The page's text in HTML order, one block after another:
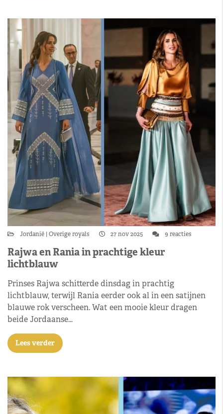
Jordanië Overige royals 27 nov 2025 9 reacties
Rajwa en Rania in prachtige kleur
lichtblauw
Prinses Rajwa schitterde dinsdag in prachtig
lichtblauw, terwijl Rania eerder ook al in een satijnen
blauwe rok verscheen. Wat een mooie kleur dragen
beide Jordaanse…
Lees verder